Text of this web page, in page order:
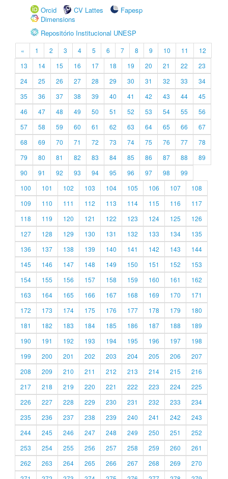
Orcid
CV Lattes
Fapesp
Dimensions
Repositório Institucional UNESP
« 1 2 3 4 5 6 7 8 9 10 11
12
13
14 15 16 17 18 19 20 21 22
23
24
25 26 27 28 29 30 31 32 33
34
35
36 37 38 39 40 41 42 43 44
45
46
47 48 49 50 51 52 53 54 55
56
57
58 59 60 61 62 63 64 65 66
67
68
69 70 71 72 73 74 75 76 77
78
79
80 81 82 83 84 85 86 87 88
89
90
91 92 93 94 95 96 97 98
99
100
101 102 103 104 105 106 107
108
109
110 111 112 113 114 115 116
117
118
119 120 121 122 123 124 125
126
127
128 129 130 131 132 133 134
135
136
137 138 139 140 141 142 143
144
145
146 147 148 149 150 151 152
153
154
155 156 157 158 159 160 161
162
163
164 165 166 167 168 169 170
171
172
173 174 175 176 177 178 179
180
181
182 183 184 185 186 187 188
189
190
191 192 193 194 195 196 197
198
199
200 201 202 203 204 205 206
207
208
209 210 211 212 213 214 215
216
217
218 219 220 221 222 223 224
225
226
227 228 229 230 231 232 233
234
235
236 237 238 239 240 241 242
243
244
245 246 247 248 249 250 251
252
253
254 255 256 257 258 259 260
261
262
263 264 265 266 267 268 269
270